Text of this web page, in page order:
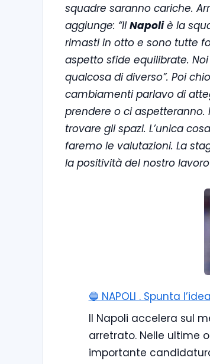
squadre saranno cariche.
aggiunge: “IlNapoliè la
rimasti in otto e sono tutte
aspetto sfide equilibrate.
qualcosa di diverso”. Poi
cambiamenti parlavo di
prendere o ci aspetteranno.
trovare gli spazi. L’unica
faremo le valutazioni. La
la positività del nostro
🔵 NAPOLI . Spunta
Il Napoli accelera sul
arretrato. Nelle ultime
importante